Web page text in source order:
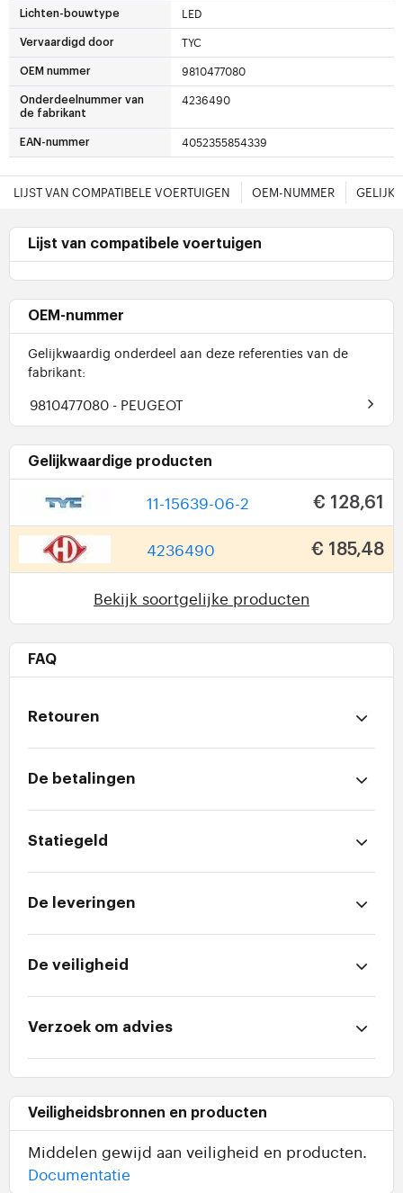
Lichten-bouwtype LED
Vervaardigd door TYC
OEM nummer 9810477080
Onderdeelnummer van
de fabrikant
4236490
EAN-nummer 4052355854339
LIJST VAN COMPATIBELE VOERTUIGEN OEM-NUMMER
Lijst van compatibele voertuigen
OEM-nummer
Gelijkwaardig onderdeel aan deze referenties van de
fabrikant:
9810477080 - PEUGEOT
Gelijkwaardige producten
11-15639-06-2 € 128,61
4236490 € 185,48
Bekijk soortgelijke producten
FAQ
Retouren
De betalingen
Statiegeld
De leveringen
De veiligheid
Verzoek om advies
Veiligheidsbronnen en producten
Middelen gewijd aan veiligheid en producten.
Documentatie